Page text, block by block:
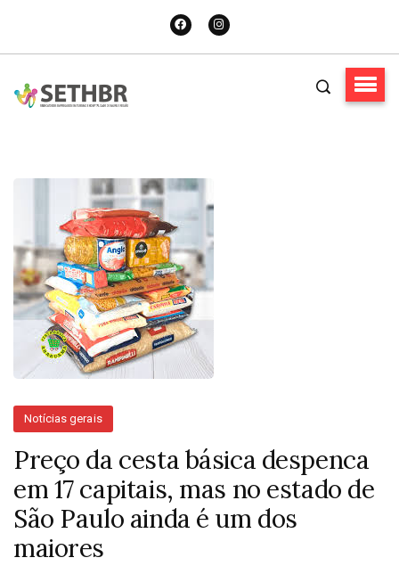
Notícias gerais
Preço da cesta básica despenca
em 17 capitais, mas no estado de
São Paulo ainda é um dos
maiores